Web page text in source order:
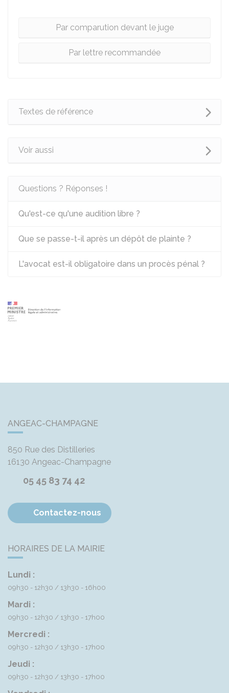
Par comparution devant le juge
Par lettre recommandée
Textes de référence
Voir aussi
Questions ? Réponses !
Qu'est-ce qu'une audition libre ?
Que se passe-t-il après un dépôt de plainte ?
L'avocat est-il obligatoire dans un procès pénal ?
ANGEAC-CHAMPAGNE
850 Rue des Distilleries
16130 Angeac-Champagne
05 45 83 74 42
Contactez-nous
HORAIRES DE LA MAIRIE
Lundi :
09h30 - 12h30 13h30 - 16h00
Mardi :
09h30 - 12h30 13h30 - 17h00
Mercredi :
09h30 - 12h30 13h30 - 17h00
Jeudi :
09h30 - 12h30 13h30 - 17h00